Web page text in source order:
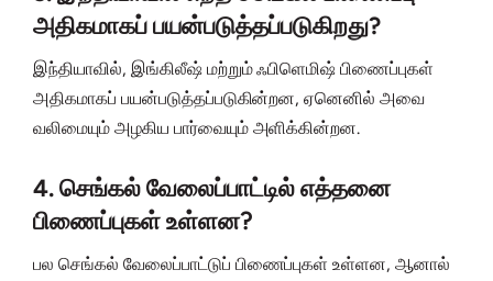
அதிகமாகப் பயன்படுத்தப்படுகிறது?
இந்தியாவில், இங்கிலீஷ் மற்றும் ஃபிளெமிஷ் பிணைப்புகள்
அதிகமாகப் பயன்படுத்தப்படுகின்றன, ஏனெனில் அவை
வலிமையும் அழகிய பார்வையும் அளிக்கின்றன.
4.செங்கல் வேலைப்பாட்டில் எத்தனை
பிணைப்புகள் உள்ளன?
பல செங்கல் வேலைப்பாட்டுப் பிணைப்புகள் உள்ளன, ஆனால்